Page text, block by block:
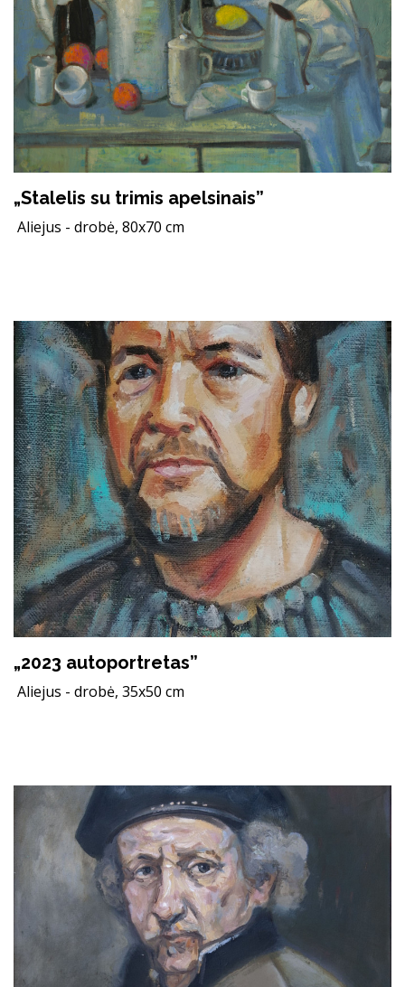
„Stalelis su trimis apelsinais”
Aliejus - drobė, 80x70 cm
„2023 autoportretas”
Aliejus - drobė, 35x50 cm